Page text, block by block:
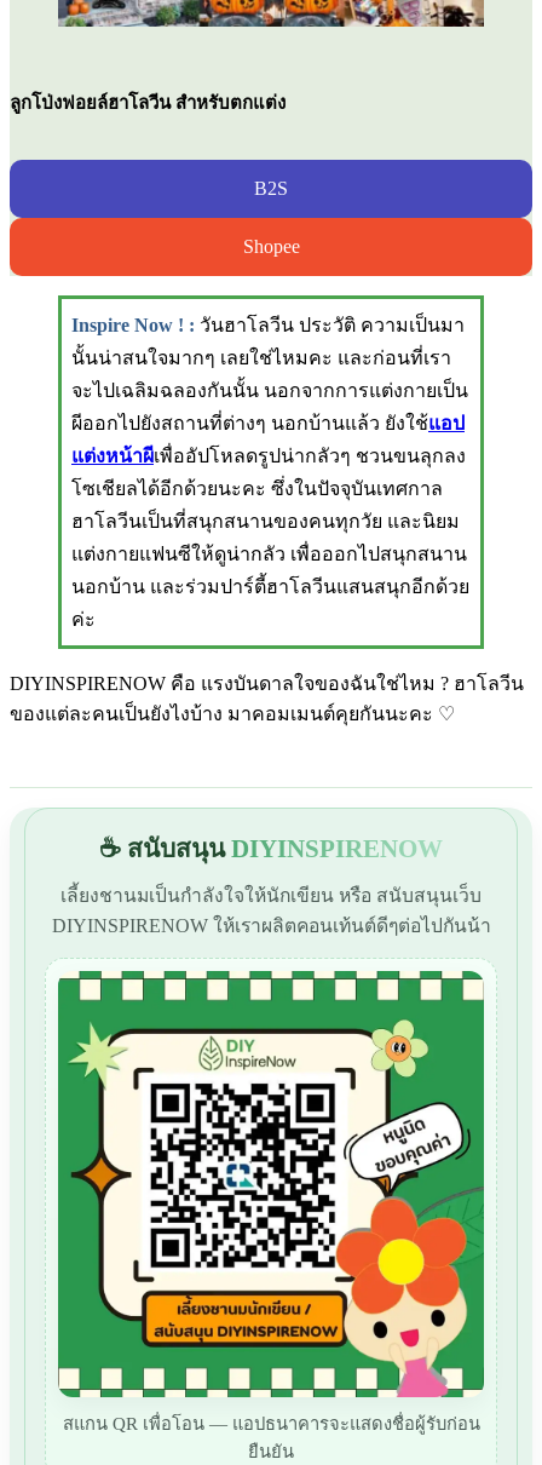
ลูกโป่งฟอยล์ฮาโลวีน สำหรับตกแต่ง
B2S
Shopee
Inspire Now ! : วันฮาโลวีน ประวัติ ความเป็นมา
นั้นน่าสนใจมากๆ เลยใช่ไหมคะ และก่อนที่เรา
จะไปเฉลิมฉลองกันนั้น นอกจากการแต่งกายเป็น
ผีออกไปยังสถานที่ต่างๆ นอกบ้านแล้ว ยังใช้แอป
แต่งหน้าผีเพื่ออัปโหลดรูปน่ากลัวๆ ชวนขนลุกลง
โซเชียลได้อีกด้วยนะคะ ซึ่งในปัจจุบันเทศกาล
ฮาโลวีนเป็นที่สนุกสนานของคนทุกวัย และนิยม
แต่งกายแฟนซีให้ดูน่ากลัว เพื่อออกไปสนุกสนาน
นอกบ้าน และร่วมปาร์ตี้ฮาโลวีนแสนสนุกอีกด้วย
ค่ะ
DIYINSPIRENOW คือ แรงบันดาลใจของฉันใช่ไหม ? ฮาโลวีน
ของแต่ละคนเป็นยังไงบ้าง มาคอมเมนต์คุยกันนะคะ ♡
☕ สนับสนุนDIYINSPIRENOW
เลี้ยงชานมเป็นกำลังใจให้นักเขียน หรือ สนับสนุนเว็บ
DIYINSPIRENOW ให้เราผลิตคอนเท้นต์ดีๆต่อไปกันน้า
สแกน QR เพื่อโอน — แอปธนาคารจะแสดงชื่อผู้รับก่อน
ยืนยัน